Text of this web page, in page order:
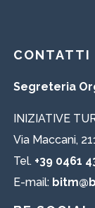
CONTATTI
Segreteria
INIZIATIVE
Via Maccani,
Tel. +39 0461
E-mail: